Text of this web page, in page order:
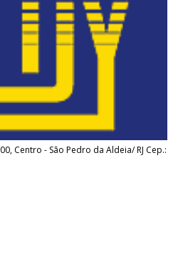
Centro - São Pedro da Aldeia/ RJ Cep.: